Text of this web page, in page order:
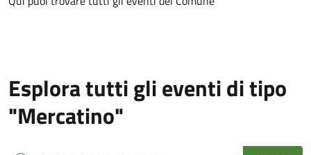
Esplora tutti gli eventi di tipo
"Mercatino"